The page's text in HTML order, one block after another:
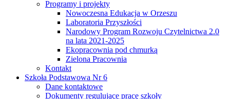
Programy i projekty
Nowoczesna Edukacja w Orzeszu
Laboratoria Przyszłości
Narodowy Program Rozwoju Czytelnictwa 2.0
na lata 2021-2025
Ekopracownia pod chmurką
Zielona Pracownia
Kontakt
Szkoła Podstawowa Nr 6
Dane kontaktowe
Dokumenty regulujące pracę szkoły